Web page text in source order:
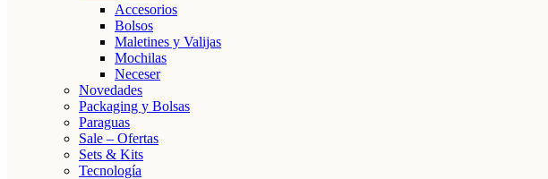
Accesorios
Bolsos
Maletines y Valijas
Mochilas
Neceser
Novedades
Packaging y Bolsas
Paraguas
Sale – Ofertas
Sets & Kits
Tecnología